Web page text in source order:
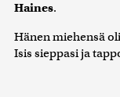
Haines.
Hänen miehensä
Isis sieppasi ja